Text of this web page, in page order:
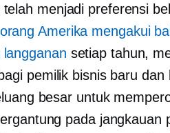
menjadi preferensi
Amerika mengakui
setiap tahun,
pemilik bisnis baru dan
besar untuk
pada jangkauan